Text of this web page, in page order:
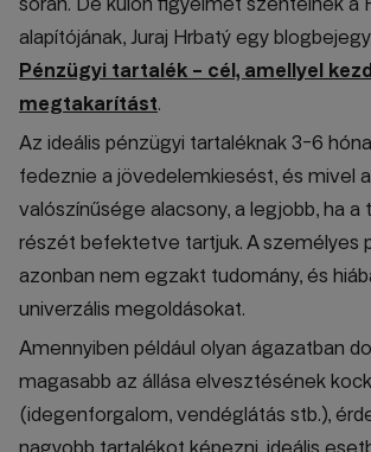
alapítójának, Juraj Hrbatý egy
Pénzügyi tartalék – cél, amellyel
megtakarítást.
Az ideális pénzügyi tartaléknak 3-6
fedeznie a jövedelemkiesést, és mivel
valószínűsége alacsony, a legjobb, ha a
részét befektetve tartjuk. A személyes
azonban nem egzakt tudomány, és
univerzális megoldásokat.
Amennyiben például olyan ágazatban
magasabb az állása elvesztésének
(idegenforgalom, vendéglátás stb.),